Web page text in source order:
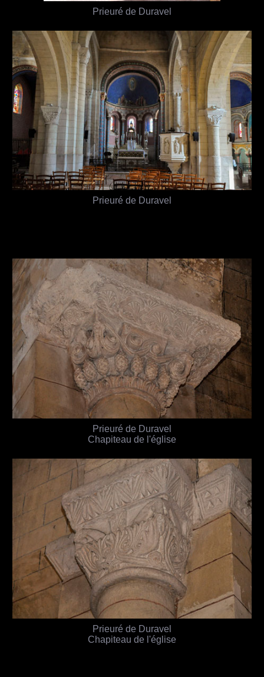
Prieuré de Duravel
Prieuré de Duravel
Prieuré de Duravel
Chapiteau de l'église
Prieuré de Duravel
Chapiteau de l'église